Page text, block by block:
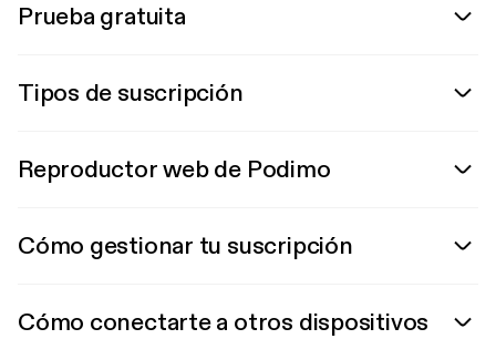
Prueba gratuita
Tipos de suscripción
Reproductor web de Podimo
Cómo gestionar tu suscripción
Cómo conectarte a otros dispositivos